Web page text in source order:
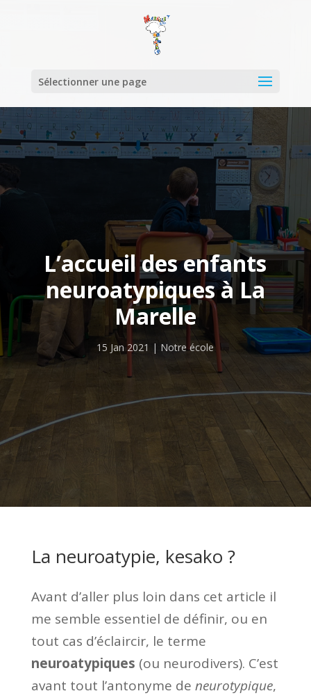
Sélectionner une page
L’accueil des enfants
neuroatypiques à La
Marelle
15 Jan 2021 Notre école
La neuroatypie, kesako ?
Avant d’aller plus loin dans cet article il
me semble essentiel de définir, ou en
tout cas d’éclaircir, le terme
neuroatypiques (ou neurodivers). C’est
avant tout l’antonyme de neurotypique,